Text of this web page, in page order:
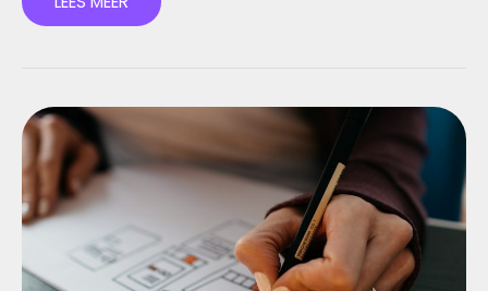
SLIM
HUIS
MAKEN:
ZO
BEGIN
JE
STAP
VOOR
STAP